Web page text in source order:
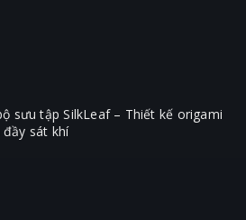
sưu tập SilkLeaf – Thiết kế origami
sát khí